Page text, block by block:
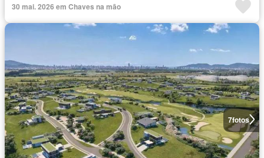
30 mai. 2026 em Chaves na mão
7fotos